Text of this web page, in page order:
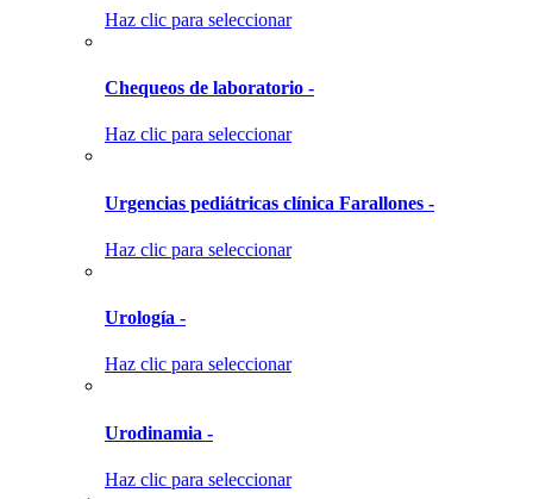
Haz clic para seleccionar
Chequeos de laboratorio -
Haz clic para seleccionar
Urgencias pediátricas clínica Farallones -
Haz clic para seleccionar
Urología -
Haz clic para seleccionar
Urodinamia -
Haz clic para seleccionar